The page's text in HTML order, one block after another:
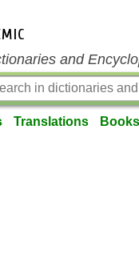
and
Translations Books